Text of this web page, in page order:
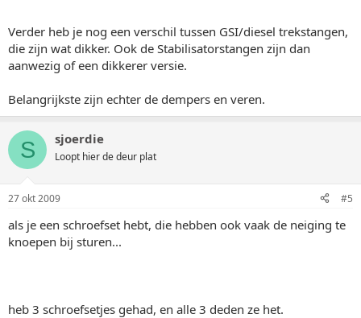
Verder heb je nog een verschil tussen GSI/diesel trekstangen,
die zijn wat dikker. Ook de Stabilisatorstangen zijn dan
aanwezig of een dikkerer versie.
Belangrijkste zijn echter de dempers en veren.
S sjoerdie
Loopt hier de deur plat
27 okt 2009 #5
als je een schroefset hebt, die hebben ook vaak de neiging te
knoepen bij sturen...
heb 3 schroefsetjes gehad, en alle 3 deden ze het.